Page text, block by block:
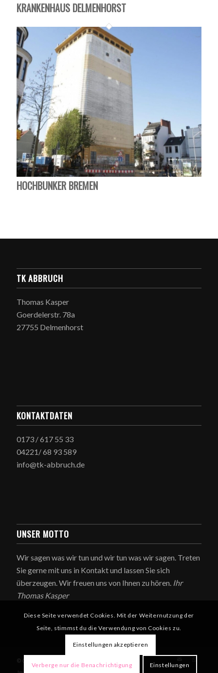
KRANKENHAUS DELMENHORST
HOCHBUNKER BREMEN
TK ABBRUCH
Thomas Kasper
Goerdelerstr. 78a
27755 Delmenhorst
KONTAKTDATEN
0173 / 617 55 33
04221/ 68 93 589
info@tk-abbruch.de
UNSER MOTTO
Wir sagen was wir tun und wir tun was wir sagen. Treten
Sie gerne mit uns in Kontakt und lassen Sie sich
überzeugen. Wir freuen uns von Ihnen zu hören. Ihr
Thomas Kasper
© Copyright - TK Abbruch
Diese Seite verwendet Cookies. Mit der Weiternutzung der
Seite, stimmst du die Verwendung von Cookies zu.
Einstellungen akzeptieren
Verberge nur die Benachrichtigung Einstellungen